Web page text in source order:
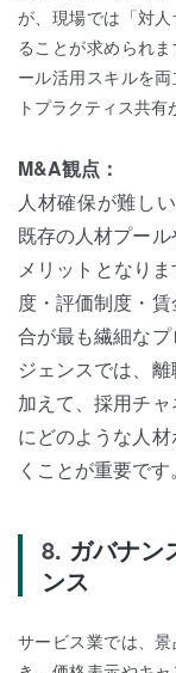
が、現場では「対
ることが求められ
ール活用スキルを
トプラクティス共有
M&A観点：
人材確保が難し
既存の人材プー
メリットとなり
度・評価制度・
合が最も繊細な
ジェンスでは、
加えて、採用チ
にどのような人
くことが重要です。
ガバナン
ンス
サービス業では、